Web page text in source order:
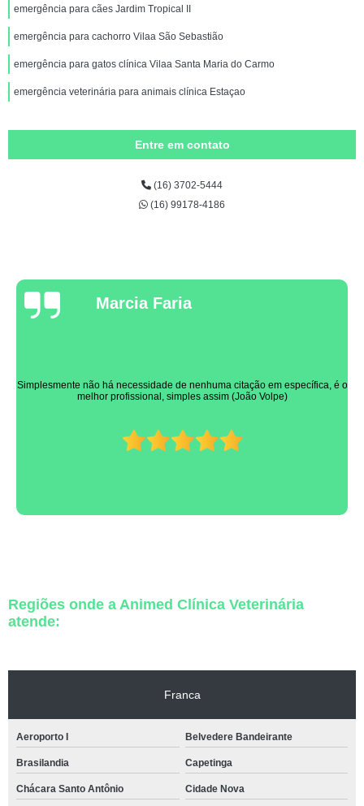
emergência para cães Jardim Tropical II
emergência para cachorro Vilaa São Sebastião
emergência para gatos clínica Vilaa Santa Maria do Carmo
emergência veterinária para animais clínica Estaçao
Entre em contato
(16) 3702-5444
(16) 99178-4186
Marcia Faria
Simplesmente não há necessidade de nenhuma citação em específica, é o
melhor profissional, simples assim (João Volpe)
Regiões onde a Animed Clínica Veterinária
atende:
Franca
Aeroporto I Belvedere Bandeirante
Brasilandia Capetinga
Chácara Santo Antônio Cidade Nova